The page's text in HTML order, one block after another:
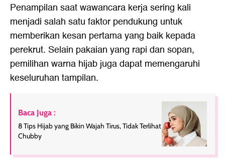
Penampilan saat wawancara kerja sering kali
menjadi salah satu faktor pendukung untuk
memberikan kesan pertama yang baik kepada
perekrut. Selain pakaian yang rapi dan sopan,
pemilihan warna hijab juga dapat memengaruhi
keseluruhan tampilan.
Baca Juga :
8 Tips Hijab yang Bikin Wajah Tirus, Tidak Terlihat
Chubby